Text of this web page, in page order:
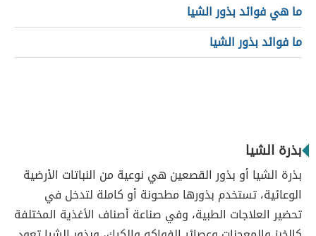
ما هي فوائد بذور الشيا
ما فوائد بذور الشيا
بذرة الشيا
بذرة الشيا أو بذور القصعين هي نوعية من النباتات الأرضية
الوعائية، تستخدم بذورها مطحونة أو كاملة لتدخل في
تحضير العلاجات الطبية، وفي صناعة أصناف الأغذية المختلفة